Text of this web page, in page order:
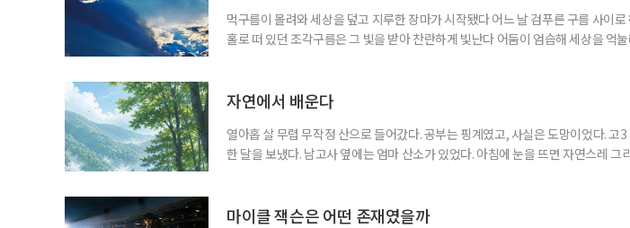
먹구름이 몰려와 세상을 덮고 지루한 장마가 시작됐다 어느 날 검푸른 구름 사이
홀로 떠 있던 조각구름은 그 빛을 받아 찬란하게 빛난다 어둠이 엄습해 세상을 억
자연에서 배운다
열아홉 살 무렵 무작정 산으로 들어갔다. 공부는 핑계였고, 사실은 도망이었다. 고3
한 달을 보냈다. 남고사 옆에는 엄마 산소가 있었다. 아침에 눈을 뜨면 자연스레 그
람의 눈길이 없는 곳에서 비로소 나는 나를 제대로 들여다볼 수 있었다. 산에서 보낸
마이클 잭슨은 어떤 존재였을까